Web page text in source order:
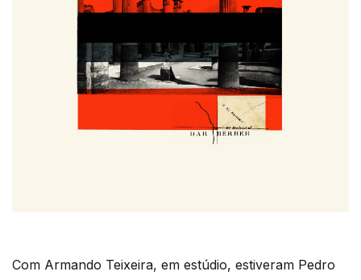
Com Armando Teixeira, em estúdio, estiveram Pedro